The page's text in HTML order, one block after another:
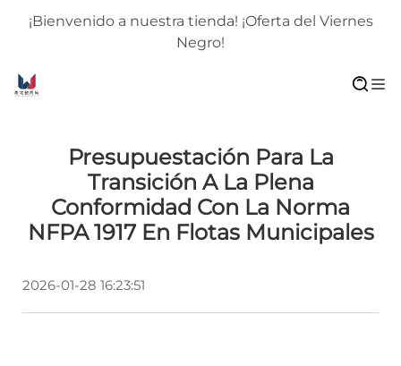
¡Bienvenido a nuestra tienda! ¡Oferta del Viernes
Negro!
Presupuestación Para La
Transición A La Plena
Conformidad Con La Norma
NFPA 1917 En Flotas Municipales
2026-01-28 16:23:51